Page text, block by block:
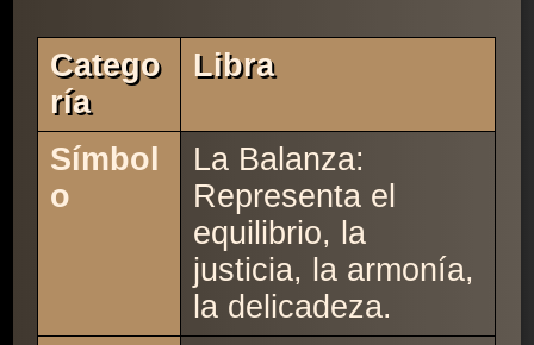
Catego
Ría
Libra
Símbol
o
La Balanza:
Representa el
equilibrio, la
justicia, la armonía,
la delicadeza.